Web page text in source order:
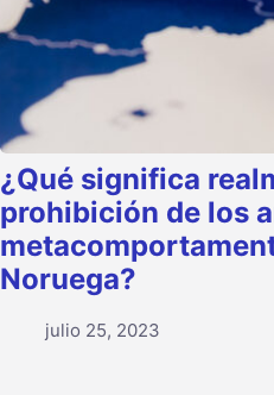
¿Qué significa
prohibición de los
Noruega?
julio 25, 2023